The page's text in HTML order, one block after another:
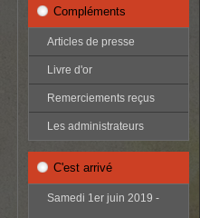
Compléments
Articles de presse
Livre d'or
Remerciements reçus
Les administrateurs
C'est arrivé
Samedi 1er juin 2019 -